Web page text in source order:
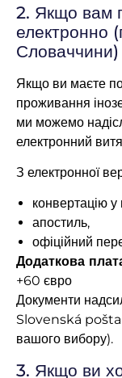
2. Якщо вам
електронно
Словаччини)
Якщо ви маєте
проживання
ми можемо
електронний
З електронної
конвертацію
апостиль,
офіційний
Додаткова
+60 євро
Документи
Slovenská pošta
вашого вибору).
3. Якщо ви